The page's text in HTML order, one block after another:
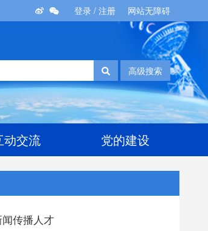
登录 / 注册 网站无障碍
高级搜索
动交流 党的建设
传播人才